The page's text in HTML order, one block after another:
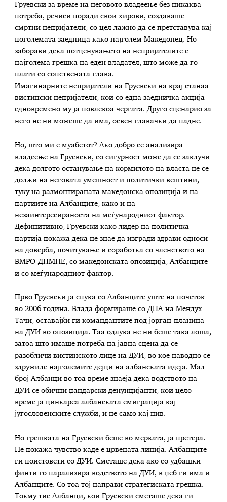
Груевски за време на неговото владеење без никаква
потреба, речиси поради свои хирови, создаваше
смртни непријатели, со цел лажно да се претставува кај
поголемата заедница како најголем Македонец. Но
заборави дека потценувањето на непријателите е
најголема грешка на еден владател, што може да го
плати со сопствената глава.
Имагинарните непријатели на Груевски на крај станаа
вистински непријатели, кои со една заедничка акција
едновремено му ја повлекоа чергата. Друго сценарио за
него не ни можеше да има, освен главачки да падне.
Но, што ми е муабетот? Ако добро се анализира
владеење на Груевски, со сигурност може да се заклучи
дека долгото останување на кормилото на власта не се
должи на неговата умешност и политички вештини,
туку на размонтираната македонска опозиција и на
партиите на Албанците, како и на
незаинтересираноста на меѓународниот фактор.
Дефинитивно, Груевски како лидер на политичка
партија покажа дека не знае да изгради здрави односи
на доверба, почитување и соработка со членството на
ВМРО-ДПМНЕ, со македонската опозиција, Албанците
и со меѓународниот фактор.
Прво Груевски ја спука со Албанците уште на почеток
во 2006 година. Влада формираше со ДПА на Мендух
Тачи, оставајќи ги командантите под јорган-планина
на ДУИ во опозиција. Таа одлука не ни беше така лоша,
затоа што имаше потреба на јавна сцена да се
разобличи вистинското лице на ДУИ, во кое наводно се
здружиле најголемите дејци на албанската идеја. Мал
број Албанци во тоа време знаеја дека водството на
ДУИ се обични џандарски денунцијанти, кои цело
време ја цинкареа албанската емиграција кај
југословенските служби, и не само кај нив.
Но грешката на Груевски беше во мерката, ја претера.
Не покажа чувство каде е црвената линија. Албанците
ги поистовети со ДУИ. Сметаше дека ако со удбашки
финти го парализира водството на ДУИ, в џеб ги има и
Албанците. Со тоа тој направи стратегиската грешка.
Токму тие Албанци, кои Груевски сметаше дека ги